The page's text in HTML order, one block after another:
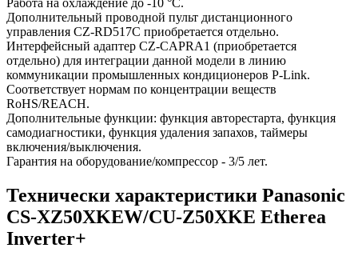
Дополнительный проводной пульт дистанционного
управления CZ-RD517C приобретается отдельно.
Интерфейсный адаптер CZ-CAPRA1 (приобретается
отдельно) для интеграции данной модели в линию
коммуникации промышленных кондиционеров P-Link.
Соответствует нормам по концентрации веществ
RoHS/REACH.
Дополнительные функции: функция авторестарта, функция
самодиагностики, функция удаления запахов, таймеры
включения/выключения.
Гарантия на оборудование/компрессор - 3/5 лет.
Технически характеристики Panasonic
CS-XZ50XKEW/CU-Z50XKE Etherea
Inverter+